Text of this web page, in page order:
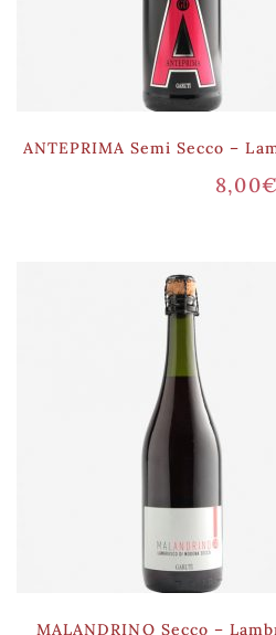
ANTEPRIMA Semi Secco –
8,00€
MALANDRINO Secco –